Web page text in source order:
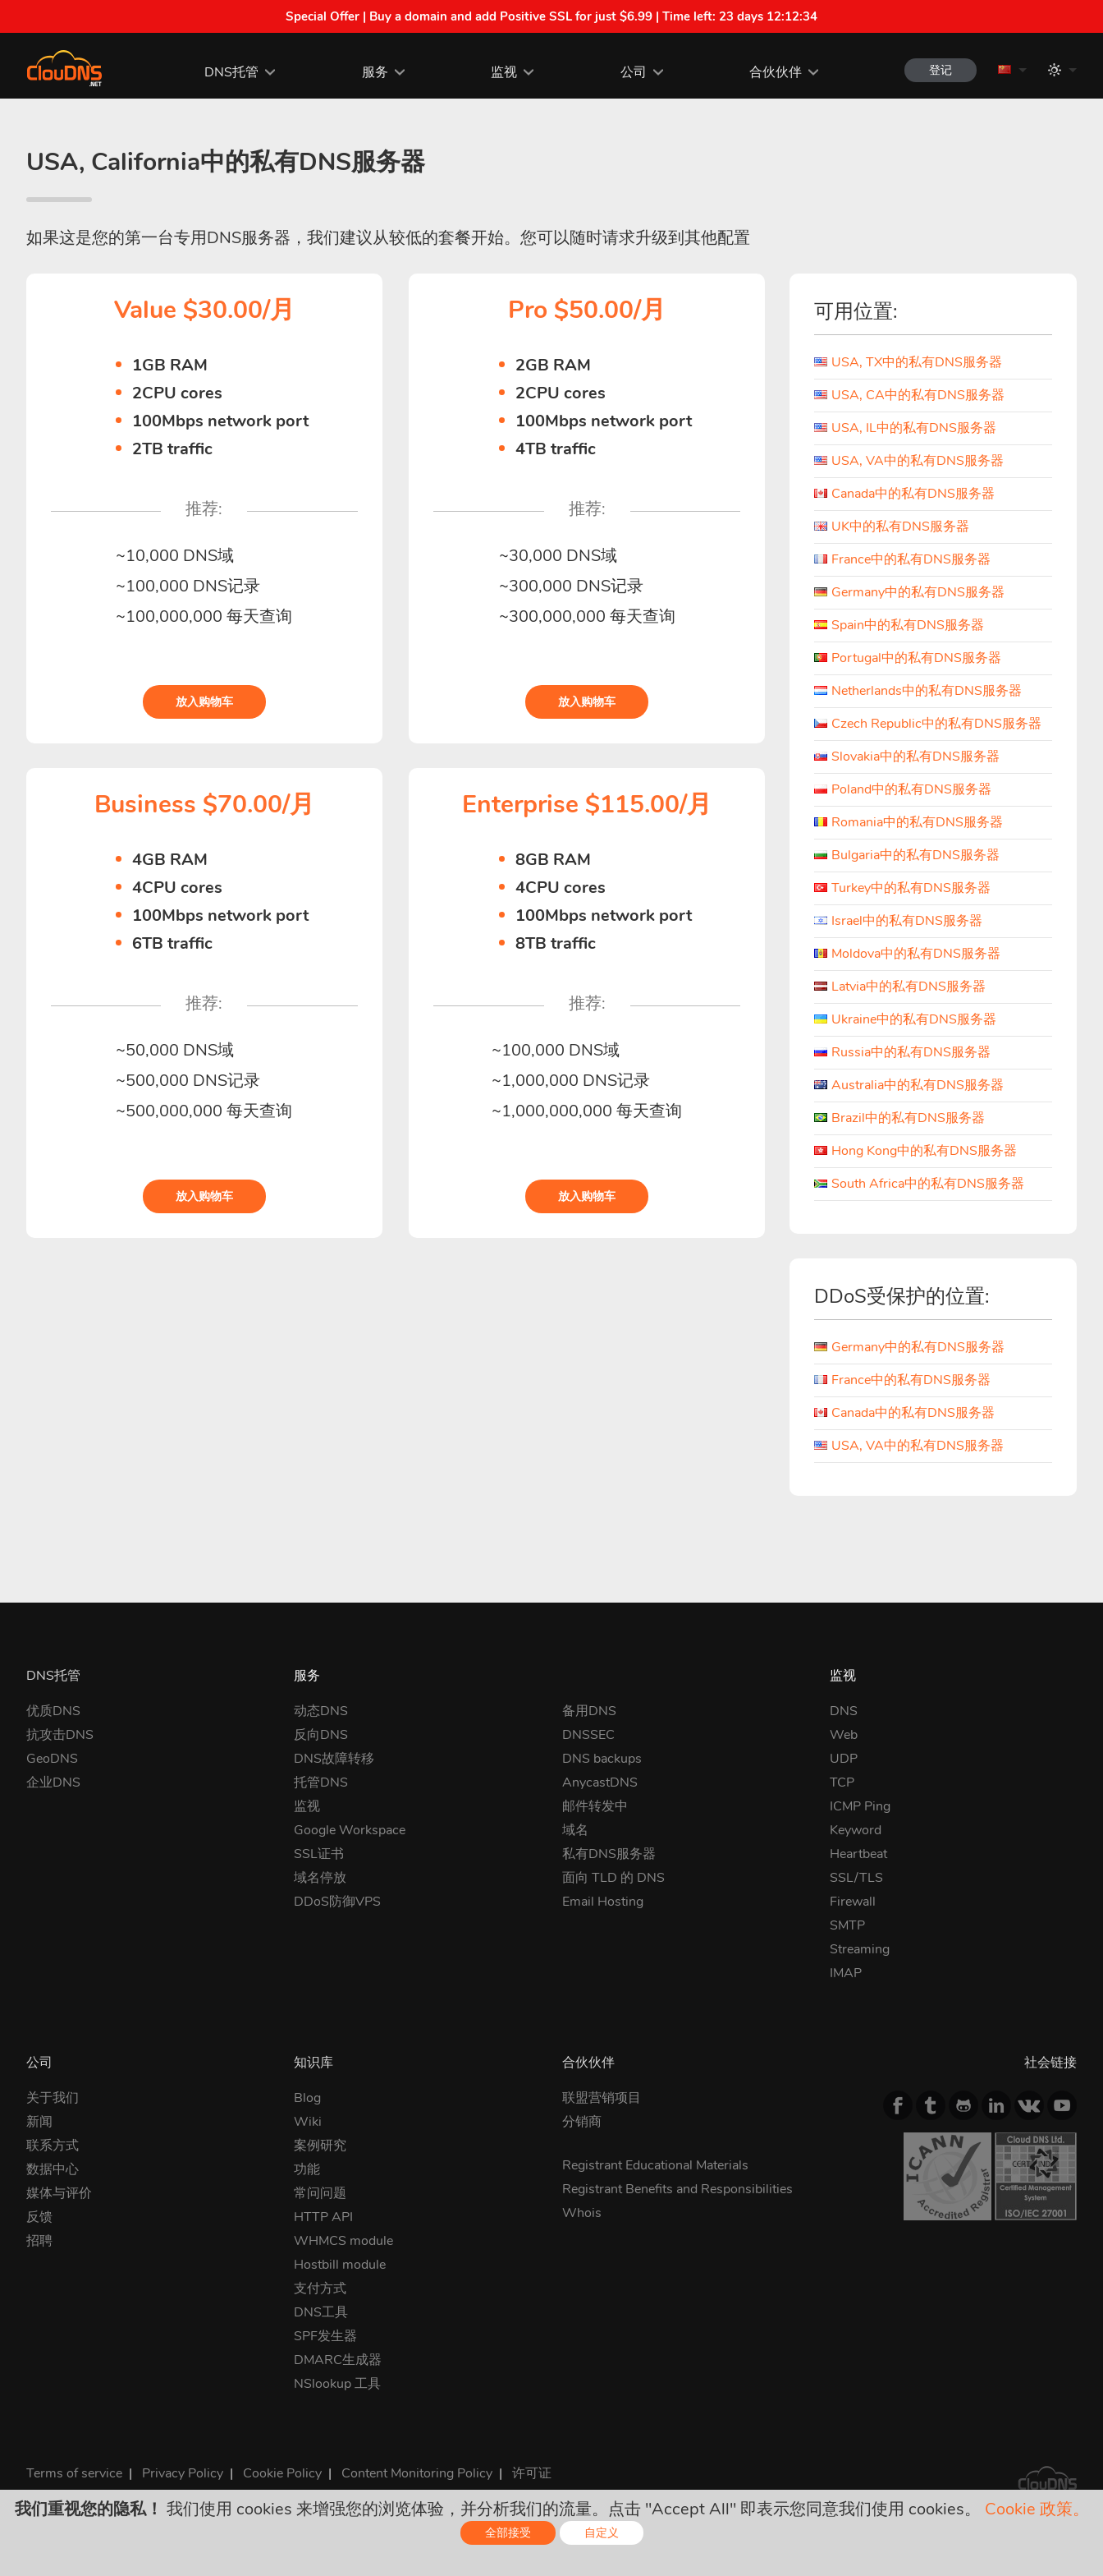
Special Offer | Buy a domain and add Positive SSL for just $6.99 | Time left: 23 days 12:12:34
DNS托管 服务 监视 公司 合伙伙伴 登记
USA, California中的私有DNS服务器
如果这是您的第一台专用DNS服务器，我们建议从较低的套餐开始。您可以随时请求升级到其他配置
Value $30.00/月
1GB RAM
2CPU cores
100Mbps network port
2TB traffic
推荐:
~10,000 DNS域
~100,000 DNS记录
~100,000,000 每天查询
放入购物车
Pro $50.00/月
2GB RAM
2CPU cores
100Mbps network port
4TB traffic
推荐:
~30,000 DNS域
~300,000 DNS记录
~300,000,000 每天查询
放入购物车
Business $70.00/月
4GB RAM
4CPU cores
100Mbps network port
6TB traffic
推荐:
~50,000 DNS域
~500,000 DNS记录
~500,000,000 每天查询
放入购物车
Enterprise $115.00/月
8GB RAM
4CPU cores
100Mbps network port
8TB traffic
推荐:
~100,000 DNS域
~1,000,000 DNS记录
~1,000,000,000 每天查询
放入购物车
可用位置:
USA, TX中的私有DNS服务器
USA, CA中的私有DNS服务器
USA, IL中的私有DNS服务器
USA, VA中的私有DNS服务器
Canada中的私有DNS服务器
UK中的私有DNS服务器
France中的私有DNS服务器
Germany中的私有DNS服务器
Spain中的私有DNS服务器
Portugal中的私有DNS服务器
Netherlands中的私有DNS服务器
Czech Republic中的私有DNS服务器
Slovakia中的私有DNS服务器
Poland中的私有DNS服务器
Romania中的私有DNS服务器
Bulgaria中的私有DNS服务器
Turkey中的私有DNS服务器
Israel中的私有DNS服务器
Moldova中的私有DNS服务器
Latvia中的私有DNS服务器
Ukraine中的私有DNS服务器
Russia中的私有DNS服务器
Australia中的私有DNS服务器
Brazil中的私有DNS服务器
Hong Kong中的私有DNS服务器
South Africa中的私有DNS服务器
DDoS受保护的位置:
Germany中的私有DNS服务器
France中的私有DNS服务器
Canada中的私有DNS服务器
USA, VA中的私有DNS服务器
DNS托管
优质DNS
抗攻击DNS
GeoDNS
企业DNS
服务
动态DNS
反向DNS
DNS故障转移
托管DNS
监视
Google Workspace
SSL证书
域名停放
DDoS防御VPS
备用DNS
DNSSEC
DNS backups
AnycastDNS
邮件转发中
域名
私有DNS服务器
面向 TLD 的 DNS
Email Hosting
监视
DNS
Web
UDP
TCP
ICMP Ping
Keyword
Heartbeat
SSL/TLS
Firewall
SMTP
Streaming
IMAP
公司
关于我们
新闻
联系方式
数据中心
媒体与评价
反馈
招聘
知识库
Blog
Wiki
案例研究
功能
常问问题
HTTP API
WHMCS module
Hostbill module
支付方式
DNS工具
SPF发生器
DMARC生成器
NSlookup 工具
合伙伙伴
联盟营销项目
分销商
Registrant Educational Materials
Registrant Benefits and Responsibilities
Whois
社会链接
Terms of service | Privacy Policy | Cookie Policy | Content Monitoring Policy | 许可证
©2026 ClouDNS
所有价格是最终的，包括所有必需的税。没有其他隐藏费用！
我们重视您的隐私！ 我们使用 cookies 来增强您的浏览体验，并分析我们的流量。点击 "Accept All" 即表示您同意我们使用 cookies。 Cookie 政策。
全部接受 自定义